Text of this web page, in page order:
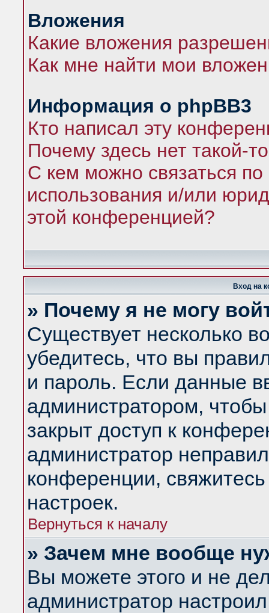
Вложения
Какие вложения
Как мне найти мои
Информация о phpBB3
Кто написал эту
Почему здесь нет такой-
С кем можно связаться по
использования и/или
этой конференцией?
Вход на
» Почему я не могу
Существует несколько
убедитесь, что вы
и пароль. Если данные
администратором,
закрыт доступ к
администратор
конференции,
настроек.
Вернуться к началу
» Зачем мне вообще
Вы можете этого и не
администратор